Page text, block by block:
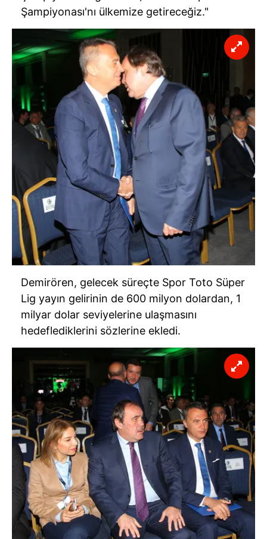
Şampiyonası'nı ülkemize getireceğiz."
Demirören, gelecek süreçte Spor Toto Süper
Lig yayın gelirinin de 600 milyon dolardan, 1
milyar dolar seviyelerine ulaşmasını
hedeflediklerini sözlerine ekledi.